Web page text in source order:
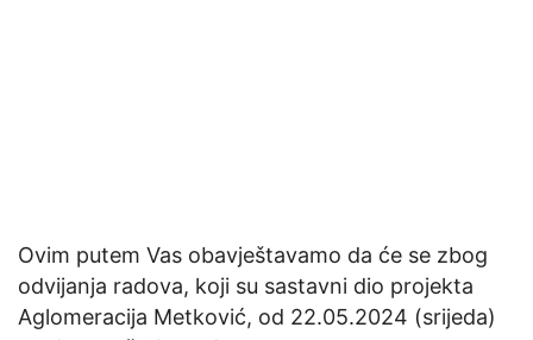
Ovim putem Vas obavještavamo da će se zbog
odvijanja radova, koji su sastavni dio projekta
Aglomeracija Metković, od 22.05.2024 (srijeda)